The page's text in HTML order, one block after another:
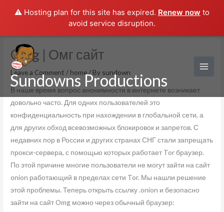
⚠️ Hosting plan for this site has expired. Renew now to
avoid service disruption.
content
Sundowns Productions
Omg | Омг сайт
Leave a Comment / home / By sundown
В наше время вопрос анонимности в интернете возникает
довольно часто. Для одних пользователей это
конфиденциальность при нахождении в глобальной сети, а
для других обход всевозможных блокировок и запретов. С
недавних пор в России и других странах СНГ стали запрещать
прокси-сервера, с помощью которых работает Tor браузер.
По этой причине многие пользователи не могут зайти на сайт
onion работающий в пределах сети Tor. Мы нашли решение
этой проблемы. Теперь открыть ссылку .onion и безопасно
зайти на сайт Omg можно через обычный браузер: